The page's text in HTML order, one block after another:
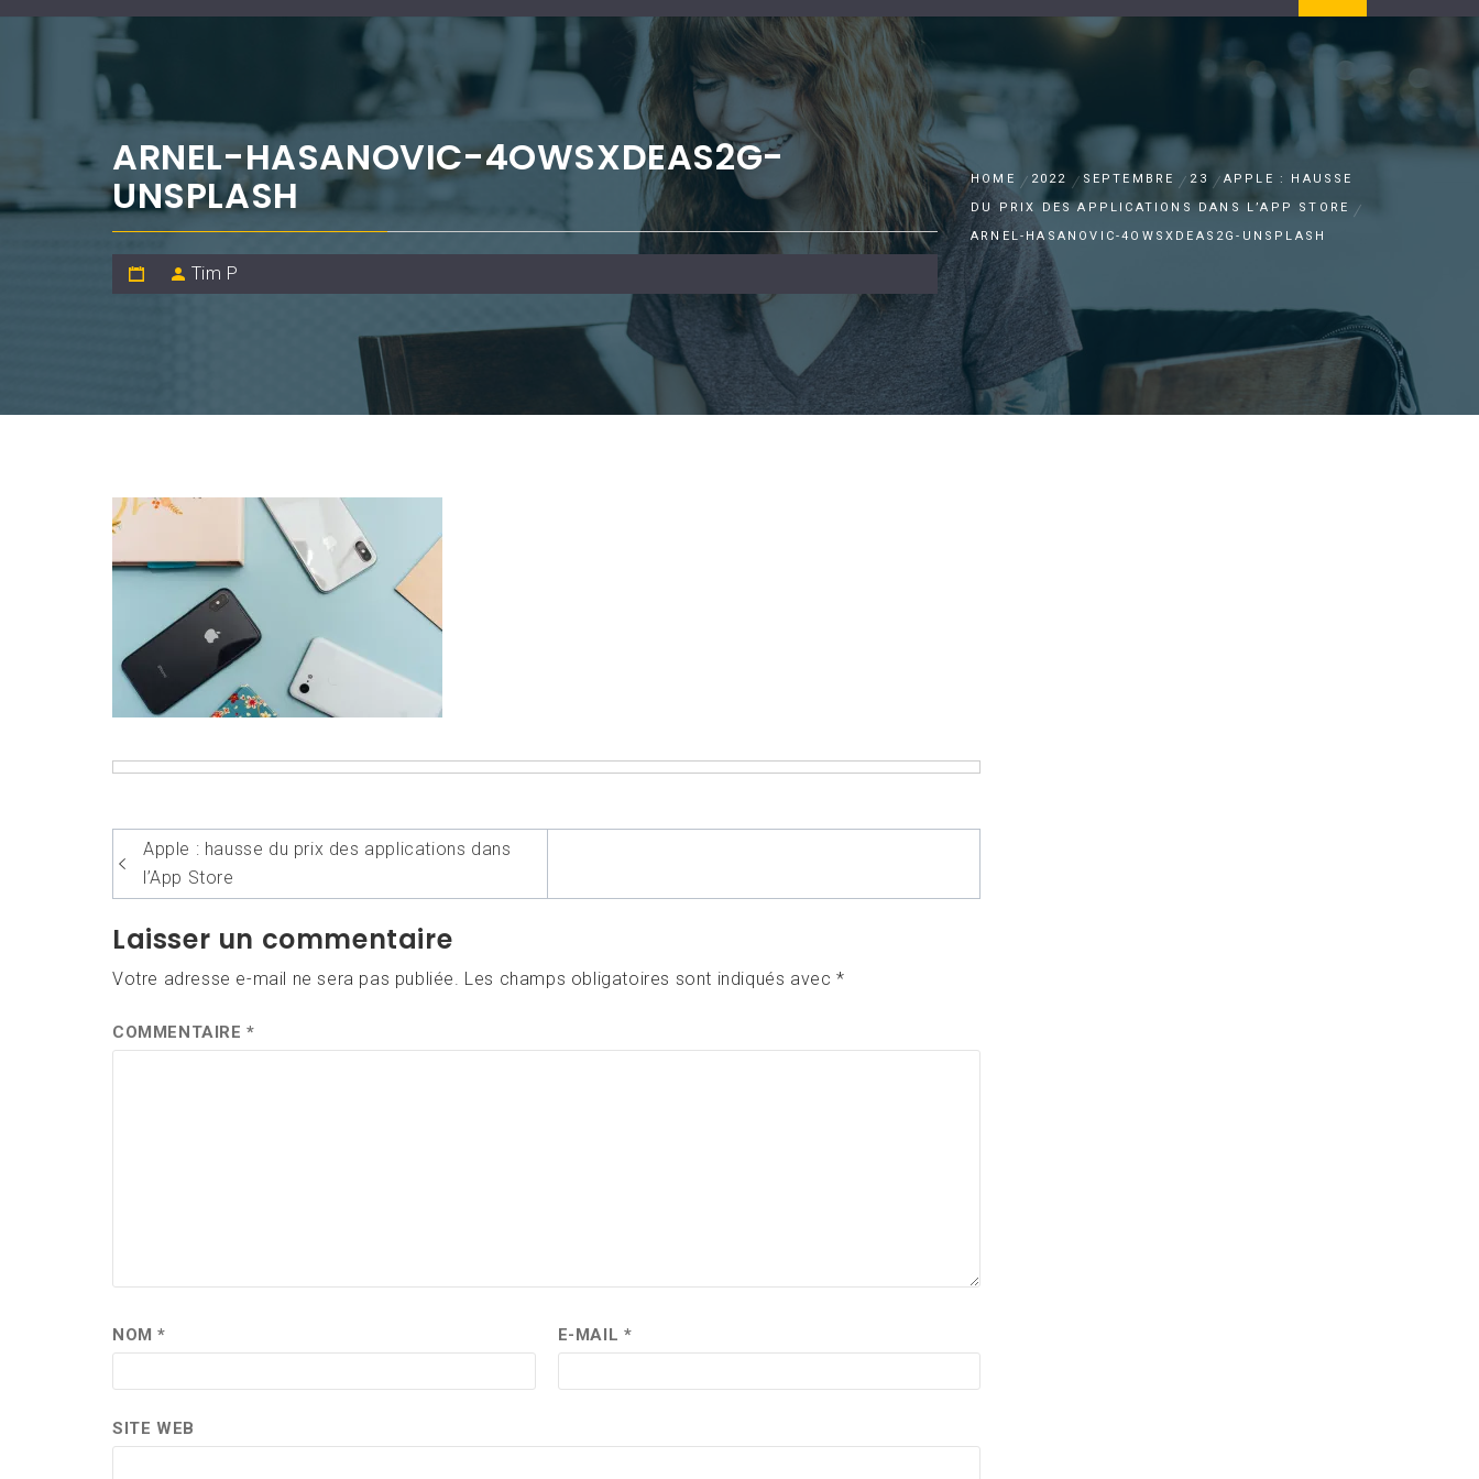
ARNEL-HASANOVIC-4OWSXDEAS2G-
UNSPLASH
Tim P
HOME 2022 SEPTEMBRE 23
APPLE : HAUSSE
DU PRIX DES APPLICATIONS DANS L’APP STORE
ARNEL-HASANOVIC-4OWSXDEAS2G-UNSPLASH
Navigation
de
l’article
Apple : hausse du prix des applications dans
l’App Store
Laisser un commentaire
Votre adresse e-mail ne sera pas publiée. Les champs obligatoires sont indiqués avec*
COMMENTAIRE*
NOM* E-MAIL *
SITE WEB